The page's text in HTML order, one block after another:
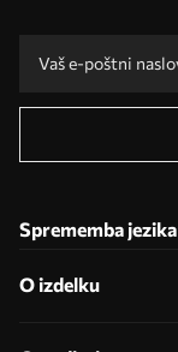
Sprememba jezika
O izdelku